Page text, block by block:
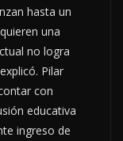
hasta un
una
no logra
Pilar
con
educativa
ingreso de